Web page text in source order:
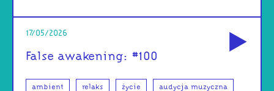
17/05/2026
False awakening: #100
ambient relaks życie audycja muzyczna